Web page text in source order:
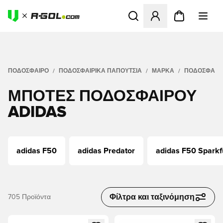
Ανοίγει ένα Modal για να
ΠΟΔΟΣΦΑΙΡΟ ΠΟΔΟΣΦΑΙΡΙΚΆ ΠΑΠΟΎΤΣΙΑ ΜΆΡΚΑ
ΜΠΌΤΕΣ ΠΟΔΟΣΦΑΊΡΟΥ
ADIDAS
adidas F50 adidas Predator adidas F50
705 Προϊόντα Φίλτρα και ταξινόμηση